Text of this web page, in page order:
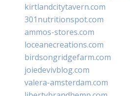
kirtlandcitytavern.com
301nutritionspot.com
ammos-stores.com
loceanecreations.com
birdsongridgefarm.com
joiedevivblog.com
valera-amsterdam.com